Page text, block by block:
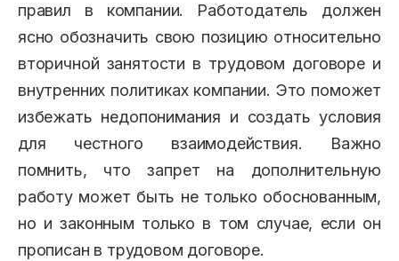
правил в компании. Работодатель должен
ясно обозначить свою позицию относительно
вторичной занятости в трудовом договоре и
внутренних политиках компании. Это поможет
избежать недопонимания и создать условия
для честного взаимодействия. Важно
помнить, что запрет на дополнительную
работу может быть не только обоснованным,
но и законным только в том случае, если он
прописан в трудовом договоре.